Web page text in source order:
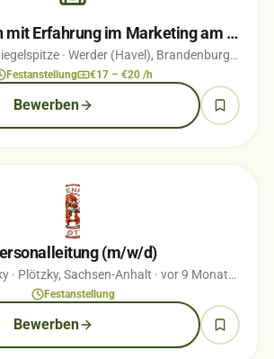
Sonnenschein mit Erfahrung im Marketing am Empfang gesucht
· Werder (Havel), Brandenburg· vor 5
Festanstellung €17 – €20 /h
Bewerben
(m/w/d)
· Plötzky, Sachsen-Anhalt · vor 9 Monaten
Festanstellung
Bewerben